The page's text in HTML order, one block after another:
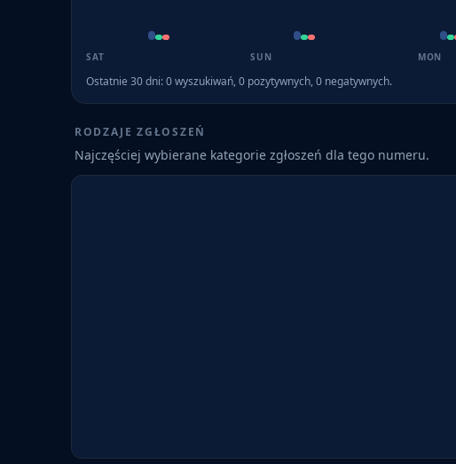
SAT SUN MON
Ostatnie 30 dni:0wyszukiwań,0 pozytywnych,0 negatywnych.
RODZAJE ZGŁOSZEŃ
Najczęściej wybierane kategorie zgłoszeń dla tego numeru.